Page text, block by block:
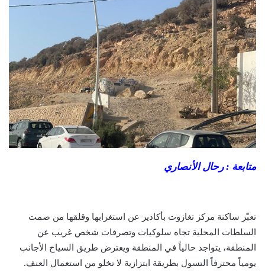
متابعة : رحال الأنصاري
تعبّر ساكنة مركز تغازوت بأكادير عن استغرابها وقلقها من صمت
السلطات المحلية تجاه سلوكيات وتصرفات شخص غريب عن
المنطقة، يتواجد حالياً في المنطقة ويعترض طريق السياح الأجانب
يومياً محترفاً التسول بطريقة ابتزازية لا تخلو من استعمال العنف.